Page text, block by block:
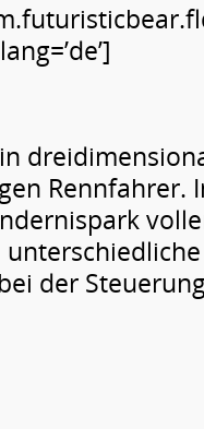
Rennfahrer.
der